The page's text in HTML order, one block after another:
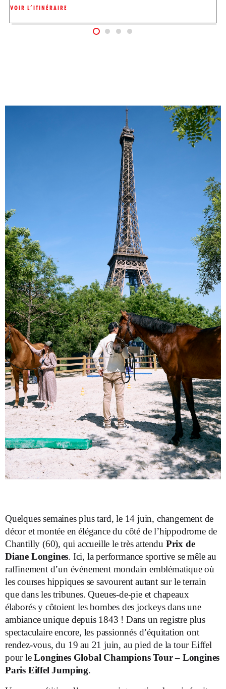
VOIR L’ITINÉRAIRE
Quelques semaines plus tard, le 14 juin, changement de
décor et montée en élégance du côté de l’hippodrome de
Chantilly (60), qui accueille le très attendu Prix de
Diane Longines. Ici, la performance sportive se mêle au
raffinement d’un événement mondain emblématique où
les courses hippiques se savourent autant sur le terrain
que dans les tribunes. Queues-de-pie et chapeaux
élaborés y côtoient les bombes des jockeys dans une
ambiance unique depuis 1843 ! Dans un registre plus
spectaculaire encore, les passionnés d’équitation ont
rendez-vous, du 19 au 21 juin, au pied de la tour Eiffel
pour leLongines Global Champions Tour – Longines
Paris Eiffel Jumping.